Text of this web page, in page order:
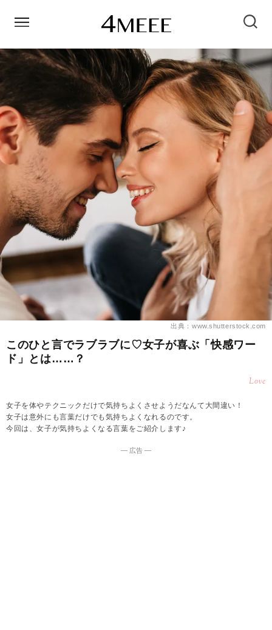
出典：www.shutterstock.com
このひと言でラブラブに♡女子が喜ぶ「快感ワー
ド」とは……？
Love
女子を体やテクニックだけで気持ちよくさせようだなんて大間違い！
女子は意外にも言葉だけでも気持ちよくなれるのです。
今回は、女子が気持ちよくなる言葉をご紹介します♪
― 広告 ―